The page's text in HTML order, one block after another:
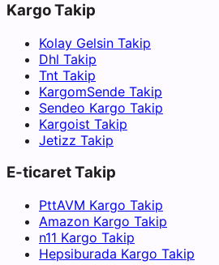
Kargo Takip
Kolay Gelsin Takip
Dhl Takip
Tnt Takip
KargomSende Takip
Sendeo Kargo Takip
Kargoist Takip
Jetizz Takip
E-ticaret Takip
PttAVM Kargo Takip
Amazon Kargo Takip
n11 Kargo Takip
Hepsiburada Kargo Takip